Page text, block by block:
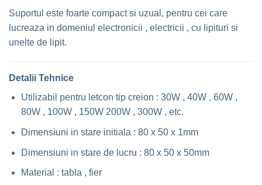
Suportul este foarte compact si uzual, pentru cei care
lucreaza in domeniul electronicii , electricii , cu lipituri si
unelte de lipit.
Detalii Tehnice
Utilizabil pentru letcon tip creion : 30W , 40W , 60W ,
80W , 100W , 150W 200W , 300W , etc.
Dimensiuni in stare initiala : 80 x 50 x 1mm
Dimensiuni in stare de lucru : 80 x 50 x 50mm
Material : tabla , fier